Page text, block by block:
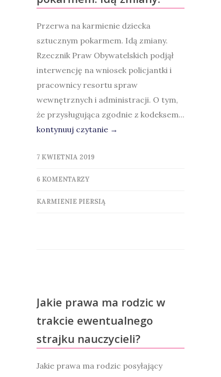
Przerwa na karmienie dziecka
sztucznym pokarmem. Idą zmiany.
Rzecznik Praw Obywatelskich podjął
interwencję na wniosek policjantki i
pracownicy resortu spraw
wewnętrznych i administracji. O tym,
że przysługująca zgodnie z kodeksem...
kontynuuj czytanie →
7 KWIETNIA 2019
6 KOMENTARZY
KARMIENIE PIERSIĄ
Jakie prawa ma rodzic w
trakcie ewentualnego
strajku nauczycieli?
Jakie prawa ma rodzic posyłający